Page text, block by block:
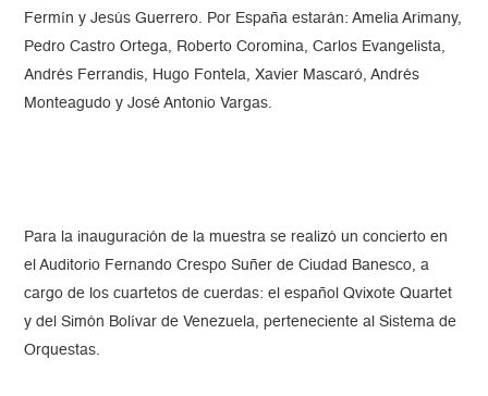
Fermín y Jesús Guerrero. Por España estarán: Amelia Arimany,
Pedro Castro Ortega, Roberto Coromina, Carlos Evangelista,
Andrés Ferrandis, Hugo Fontela, Xavier Mascaró, Andrés
Monteagudo y José Antonio Vargas.
Para la inauguración de la muestra se realizó un concierto en
el Auditorio Fernando Crespo Suñer de Ciudad Banesco, a
cargo de los cuartetos de cuerdas: el español Qvixote Quartet
y del Simón Bolívar de Venezuela, perteneciente al Sistema de
Orquestas.